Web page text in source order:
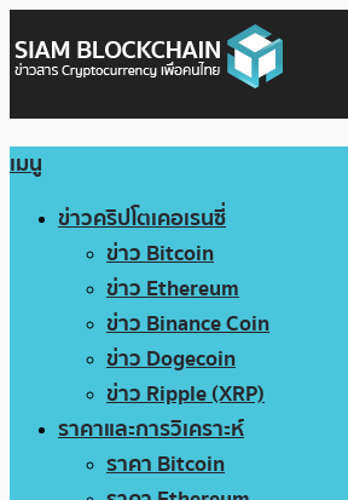
เมนู
ข่าวคริปโตเคอเรนซี่
ข่าว Bitcoin
ข่าว Ethereum
ข่าว Binance Coin
ข่าว Dogecoin
ข่าว Ripple (XRP)
ราคาและการวิเคราะห์
ราคา Bitcoin